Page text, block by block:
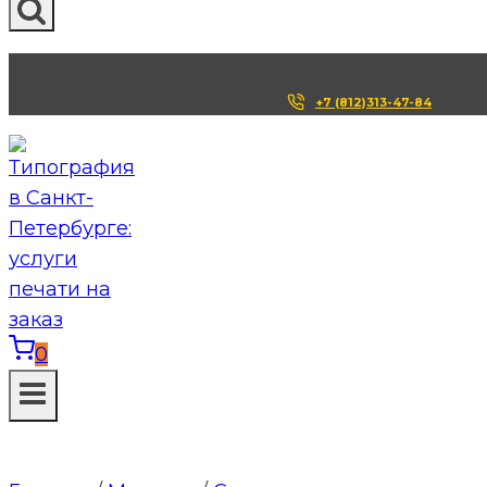
+7 (812)313-47-84
0